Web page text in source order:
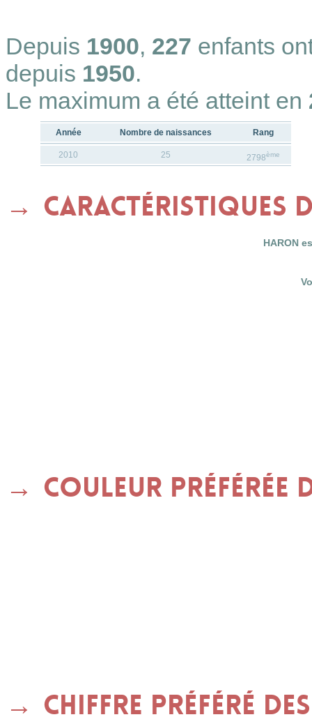
Depuis 1900, 227 enfants
depuis 1950.
Le maximum a été atteint en
Année Nombre de naissances Rang
2010 25 2798ème
Caractéristiques
HARON
Couleur préférée
Chiffre préféré des